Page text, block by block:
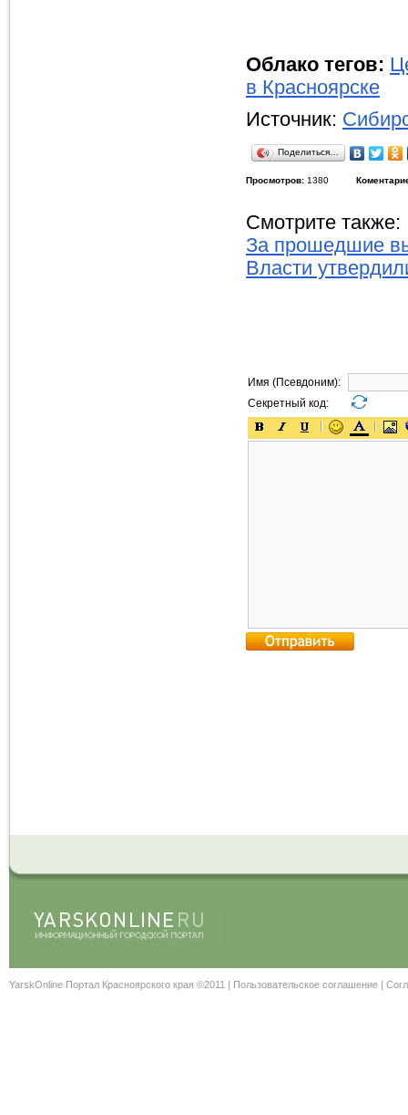
Облако тегов:
в Красноярске
Источник:
Поделиться…
Просмотров: 1380
Смотрите также:
За прошедшие
Власти
Имя (Псевдоним):
Секретный код:
YarskOnline Портал Красноярского края ©2011 | Пользовательское соглашение |